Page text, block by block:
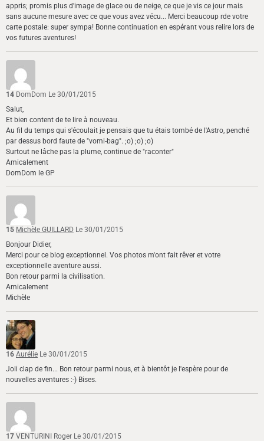
appris; promis plus d'image de glace ou de neige, ce que je vis ce jour mais
sans aucune mesure avec ce que vous avez vécu... Merci beaucoup rde votre
carte postale: super sympa! Bonne continuation en espérant vous relire lors de
vos futures aventures!
14 DomDom Le 30/01/2015
Salut,
Et bien content de te lire à nouveau.
Au fil du temps qui s'écoulait je pensais que tu étais tombé de l'Astro, penché
par dessus bord faute de "vomi-bag". ;o) ;o) ;o)
Surtout ne lâche pas la plume, continue de "raconter"
Amicalement
DomDom le GP
15 Michèle GUILLARD Le 30/01/2015
Bonjour Didier,
Merci pour ce blog exceptionnel. Vos photos m'ont fait rêver et votre
exceptionnelle aventure aussi.
Bon retour parmi la civilisation.
Amicalement
Michèle
16 Aurélie Le 30/01/2015
Joli clap de fin... Bon retour parmi nous, et à bientôt je l'espère pour de
nouvelles aventures :-) Bises.
17 VENTURINI Roger Le 30/01/2015